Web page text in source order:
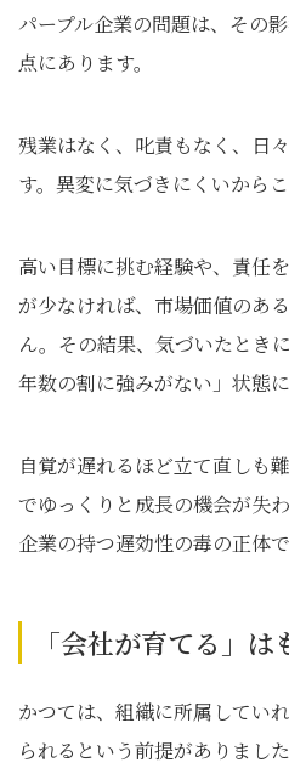
パープル企業の問題は、その
点にあります。
残業はなく、叱責もなく、日
す。異変に気づきにくいからこ
高い目標に挑む経験や、責任
が少なければ、市場価値のあ
ん。その結果、気づいたとき
年数の割に強みがない」状態に
自覚が遅れるほど立て直しも
でゆっくりと成長の機会が失
企業の持つ遅効性の毒の正体で
「会社が育てる」
かつては、組織に所属してい
られるという前提がありまし